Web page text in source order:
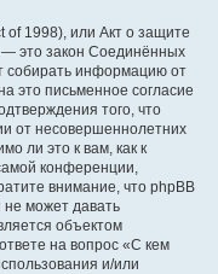
of 1998), или Акт о защите
— это закон Соединённых
собирать информацию от
это письменное согласие
того, что
от несовершеннолетних
ли это к вам, как к
конференции,
внимание, что phpBB
может давать
объектом
на вопрос «С кем
и/или